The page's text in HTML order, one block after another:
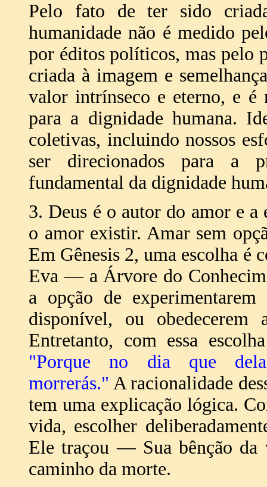
Pelo fato de ter sido
humanidade não é medido
por éditos políticos, mas pelo
criada à imagem e
valor intrínseco e eterno, e é
para a dignidade humana.
coletivas, incluindo nossos
ser direcionados para a
fundamental da dignidade
3. Deus é o autor do amor e a
o amor existir. Amar sem
Em Gênesis 2, uma escolha é
Eva — a Árvore do
a opção de
disponível, ou obedecerem
Entretanto, com essa
"Porque no dia que dela
morrerás." A racionalidade
tem uma explicação lógica.
vida, escolher
Ele traçou — Sua bênção
caminho da morte.